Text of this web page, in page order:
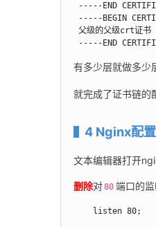
-----END
-----BEGIN
父级的父级crt证书
-----END
有多少层就做多少
就完成了证书链的
4 Nginx配置
文本编辑器打开
删除对80 端口的监
    listen 80;